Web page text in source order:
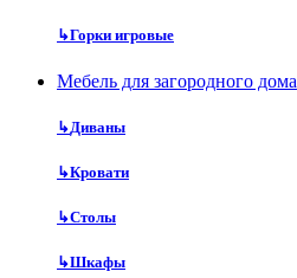
↳Горки игровые
Мебель для загородного дома
↳Диваны
↳Кровати
↳Столы
↳Шкафы